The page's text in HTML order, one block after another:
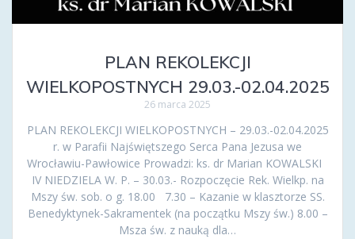
PLAN REKOLEKCJI
WIELKOPOSTNYCH 29.03.-02.04.2025
26 marca 2025
PLAN REKOLEKCJI WIELKOPOSTNYCH – 29.03.-02.04.2025
r. w Parafii Najświętszego Serca Pana Jezusa we
Wrocławiu-Pawłowice Prowadzi: ks. dr Marian KOWALSKI
IV NIEDZIELA W. P. – 30.03.- Rozpoczęcie Rek. Wielkp. na
Mszy św. sob. o g. 18.00 7.30 – Kazanie w klasztorze SS.
Benedyktynek-Sakramentek (na początku Mszy św.) 8.00 –
Msza św. z nauką dla…